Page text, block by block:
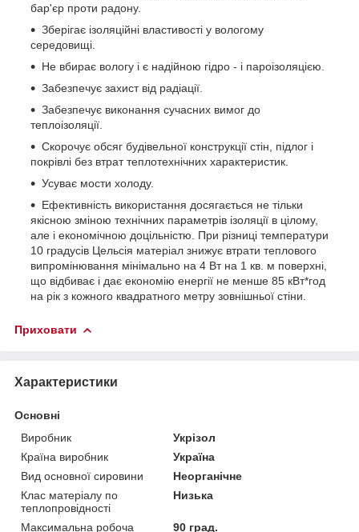
бар'єр проти радону.
Зберігає ізоляційні властивості у вологому
середовищі.
Не вбирає вологу і є надійною гідро - і пароізоляцією.
Забезпечує захист від радіації.
Забезпечує виконання сучасних вимог до
теплоізоляції.
Скорочує обсяг будівельної конструкції стін, підлог і
покрівлі без втрат теплотехнічних характеристик.
Усуває мости холоду.
Ефективність використання досягається не тільки
якісною зміною технічних параметрів ізоляції в цілому,
але і економічною доцільністю. При різниці температури
10 градусів Цельсія матеріал знижує втрати теплового
випромінювання мінімально на 4 Вт на 1 кв. м поверхні,
що відбиває і дає економію енергії не менше 85 кВт*год
на рік з кожного квадратного метру зовнішньої стіни.
Приховати
Характеристики
Основні
Виробник
Укрізол
Країна виробник
Україна
Вид основної сировини
Неорганічне
Клас матеріалу по
теплопровідності
Низька
Максимальна робоча 90 град.